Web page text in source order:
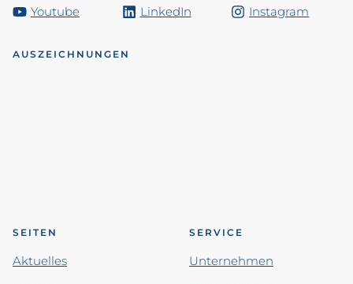
Youtube
LinkedIn Instagram
AUSZEICHNUNGEN
SEITEN
Aktuelles
SERVICE
Unternehmen